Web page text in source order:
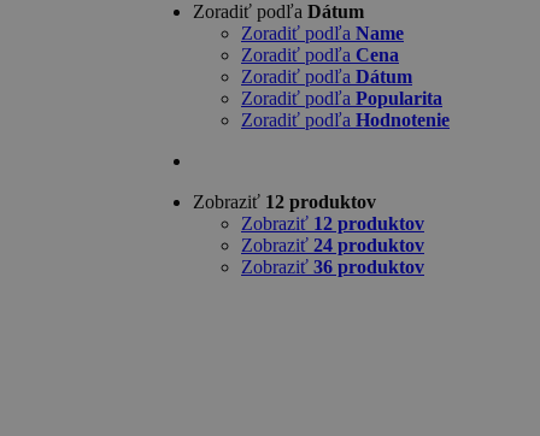
Zoradiť podľa Dátum
Zoradiť podľa Name
Zoradiť podľa Cena
Zoradiť podľa Dátum
Zoradiť podľa Popularita
Zoradiť podľa Hodnotenie
Zobraziť 12 produktov
Zobraziť 12 produktov
Zobraziť 24 produktov
Zobraziť 36 produktov